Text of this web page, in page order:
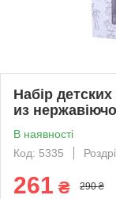
Набір
из
В наявності
Код: 5335
261 ₴ 290 ₴